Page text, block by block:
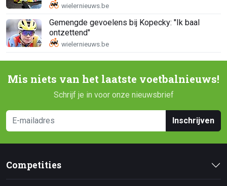
Gemengde gevoelens bij Kopecky: "Ik baal
ontzettend"
Mis niets van het laatste voetbalnieuws!
Schrijf je in voor onze nieuwsbrief
Inschrijven
Competities